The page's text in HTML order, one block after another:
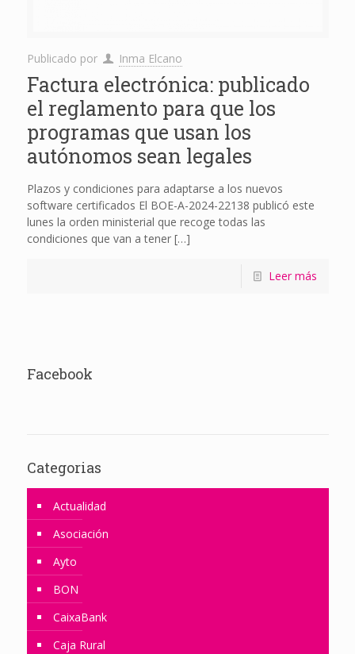
Publicado por Inma Elcano
Factura electrónica: publicado
el reglamento para que los
programas que usan los
autónomos sean legales
Plazos y condiciones para adaptarse a los nuevos
software certificados El BOE-A-2024-22138 publicó este
lunes la orden ministerial que recoge todas las
condiciones que van a tener[…]
Leer más
Facebook
Categorias
Actualidad
Asociación
Ayto
BON
CaixaBank
Caja Rural